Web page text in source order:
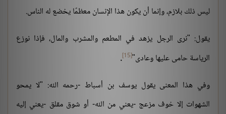
ليس ذلك بلازم، وإنما أن يكون هذا الإنسان معظمًا يخضع له الناس.
يقول: "نرى الرجل يزهد في المطعم والمشرب والمال، فإذا نوزع
الرياسة حامى عليها وعادى"[15]
.
وفي هذا المعنى يقول يوسف بن أسباط -رحمه الله: "لا يمحو
الشهوات إلا خوف مزعج -يعني من الله- أو شوق مقلق -يعني إليه